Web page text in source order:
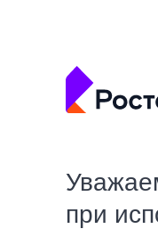
при